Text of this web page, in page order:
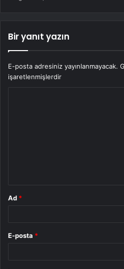
Bir yanıt yazın
E-posta adresiniz yayınlanmayacak.
işaretlenmişlerdir
Ad *
E-posta *